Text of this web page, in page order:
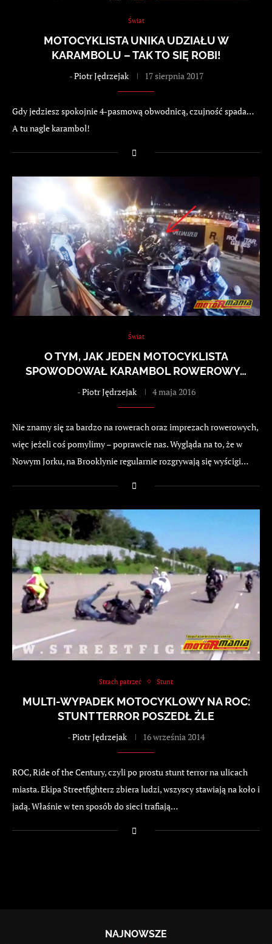
Świat
MOTOCYKLISTA UNIKA UDZIAŁU W
KARAMBOLU – TAK TO SIĘ ROBI!
-Piotr Jędrzejak 17 sierpnia 2017
Gdy jedziesz spokojnie 4-pasmową obwodnicą, czujność spada…
A tu nagle karambol!
Świat
O TYM, JAK JEDEN MOTOCYKLISTA
SPOWODOWAŁ KARAMBOL ROWEROWY…
-Piotr Jędrzejak 4 maja 2016
Nie znamy się za bardzo na rowerach oraz imprezach rowerowych,
więc jeżeli coś pomylimy – poprawcie nas. Wygląda na to, że w
Nowym Jorku, na Brooklynie regularnie rozgrywają się wyścigi…
Strach patrzeć Stunt
MULTI-WYPADEK MOTOCYKLOWY NA ROC:
STUNT TERROR POSZEDŁ ŹLE
-Piotr Jędrzejak 16 września 2014
ROC, Ride of the Century, czyli po prostu stunt terror na ulicach
miasta. Ekipa Streetfighterz zbiera ludzi, wszyscy stawiają na koło i
jadą. Właśnie w ten sposób do sieci trafiają…
NAJNOWSZE